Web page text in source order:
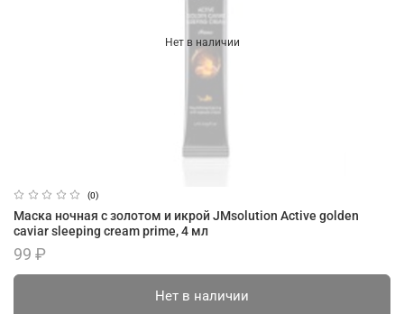
Нет в наличии
(0)
Маска ночная с золотом и икрой JMsolution Active golden
caviar sleeping cream prime, 4 мл
99 ₽
Нет в наличии